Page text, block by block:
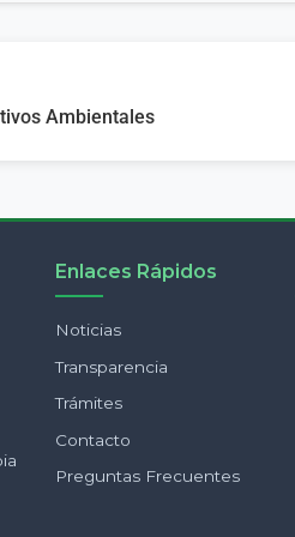
Ambientales
Enlaces Rápidos
Noticias
Transparencia
Trámites
Contacto
Preguntas Frecuentes